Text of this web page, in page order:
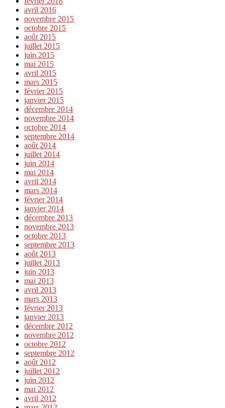
avril 2016
novembre 2015
octobre 2015
août 2015
juillet 2015
juin 2015
mai 2015
avril 2015
mars 2015
février 2015
janvier 2015
décembre 2014
novembre 2014
octobre 2014
septembre 2014
août 2014
juillet 2014
juin 2014
mai 2014
avril 2014
mars 2014
février 2014
janvier 2014
décembre 2013
novembre 2013
octobre 2013
septembre 2013
août 2013
juillet 2013
juin 2013
mai 2013
avril 2013
mars 2013
février 2013
janvier 2013
décembre 2012
novembre 2012
octobre 2012
septembre 2012
août 2012
juillet 2012
juin 2012
mai 2012
avril 2012